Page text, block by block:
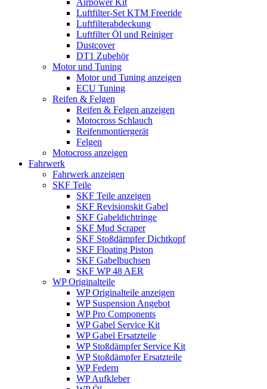
Airpower Kit
Luftfilter-Set KTM Freeride
Luftfilterabdeckung
Luftfilter Öl und Reiniger
Dustcover
DT1 Zubehör
Motor und Tuning
Motor und Tuning anzeigen
ECU Tuning
Reifen & Felgen
Reifen & Felgen anzeigen
Motocross Schlauch
Reifenmontiergerät
Felgen
Motocross anzeigen
Fahrwerk
Fahrwerk anzeigen
SKF Teile
SKF Teile anzeigen
SKF Revisionskit Gabel
SKF Gabeldichtringe
SKF Mud Scraper
SKF Stoßdämpfer Dichtkopf
SKF Floating Piston
SKF Gabelbuchsen
SKF WP 48 AER
WP Originalteile
WP Originalteile anzeigen
WP Suspension Angebot
WP Pro Components
WP Gabel Service Kit
WP Gabel Ersatzteile
WP Stoßdämpfer Service Kit
WP Stoßdämpfer Ersatzteile
WP Federn
WP Aufkleber